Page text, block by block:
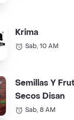
Krima
Sab, 10 AM
Semillas Y
Secos Disan
Sab, 8 AM